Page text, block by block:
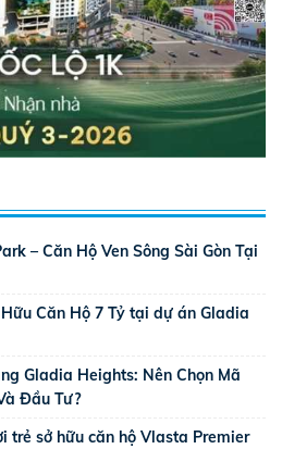
– Căn Hộ Ven Sông Sài Gòn Tại
Căn Hộ 7 Tỷ tại dự án Gladia
Gladia Heights: Nên Chọn Mã
Đầu Tư?
trẻ sở hữu căn hộ Vlasta Premier